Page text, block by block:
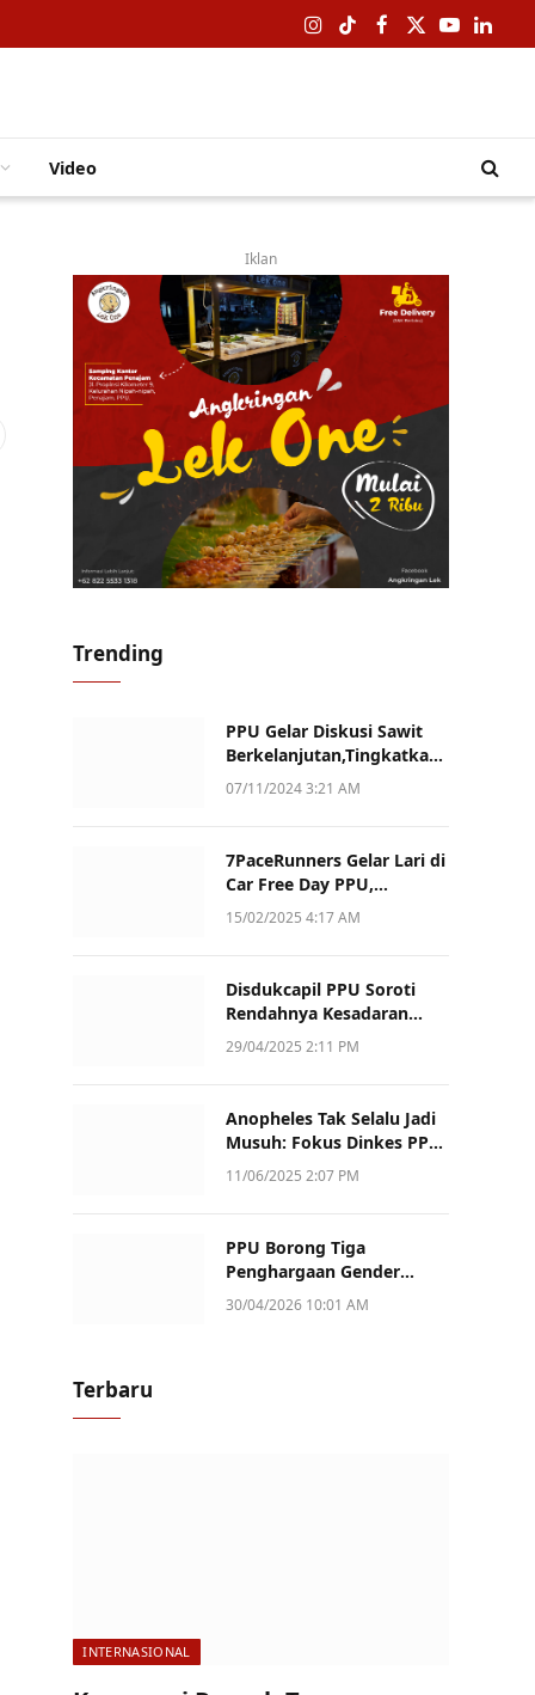
Instagram
TikTokFacebook
X
YouTube
Video
Iklan
Trending
PPU Gelar Diskusi Sawit
Berkelanjutan,Tingkatkan
Daya Saing dan Kualitas
07/11/2024 3:21 AM
7PaceRunners Gelar Lari di
Car Free Day PPU,
Kampanye Gaya Hidup
15/02/2025 4:17 AM
Disdukcapil PPU Soroti
Rendahnya Kesadaran
Warga Soal Pelaporan
29/04/2025 2:11 PM
Anopheles Tak Selalu Jadi
Musuh: Fokus Dinkes PPU
Kini ke Penularan Aktif di
11/06/2025 2:07 PM
PPU Borong Tiga
Penghargaan Gender
Champion Kaltim 2026,
30/04/2026 10:01 AM
Terbaru
INTERNASIONAL